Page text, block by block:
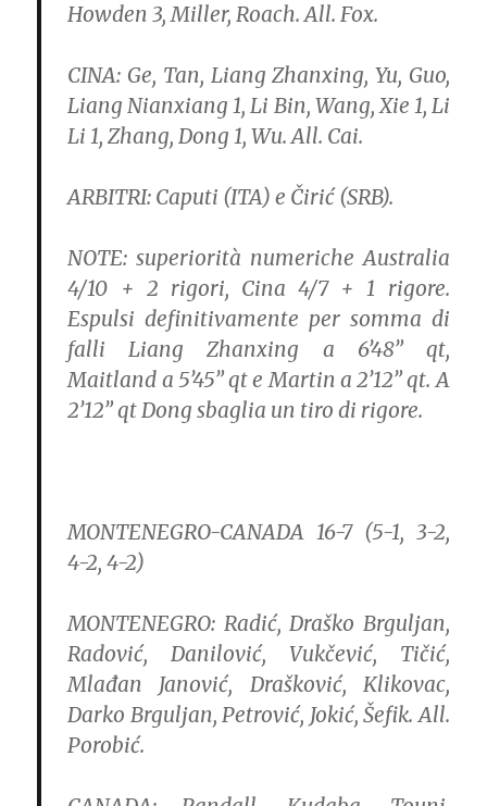
Howden 3, Miller, Roach. All. Fox.
CINA: Ge, Tan, Liang Zhanxing, Yu, Guo,
Liang Nianxiang 1, Li Bin, Wang, Xie 1, Li
Li 1, Zhang, Dong 1, Wu. All. Cai.
ARBITRI: Caputi (ITA) e Čirić (SRB).
NOTE: superiorità numeriche Australia
4/10 + 2 rigori, Cina 4/7 + 1 rigore.
Espulsi definitivamente per somma di
falli Liang Zhanxing a 6’48” qt,
Maitland a 5’45” qt e Martin a 2’12” qt. A
2’12” qt Dong sbaglia un tiro di rigore.
MONTENEGRO-CANADA 16-7 (5-1, 3-2,
4-2, 4-2)
MONTENEGRO: Radić, Draško Brguljan,
Radović, Danilović, Vukčević, Tičić,
Mlađan Janović, Drašković, Klikovac,
Darko Brguljan, Petrović, Jokić, Šefik. All.
Porobić.